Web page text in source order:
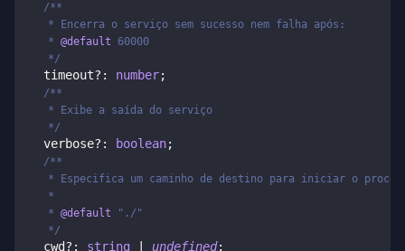
/**
   * Encerra o serviço sem sucesso nem falha após:
   *
@default 60000
   */
  timeout
? : number;
/**
   * Exibe a saída do serviço
   */
  verbose
? : boolean;
/**
* Especifica um caminho de destino para iniciar o
   *
   *
@default "./"
   */
  cwd
? : string undefined;